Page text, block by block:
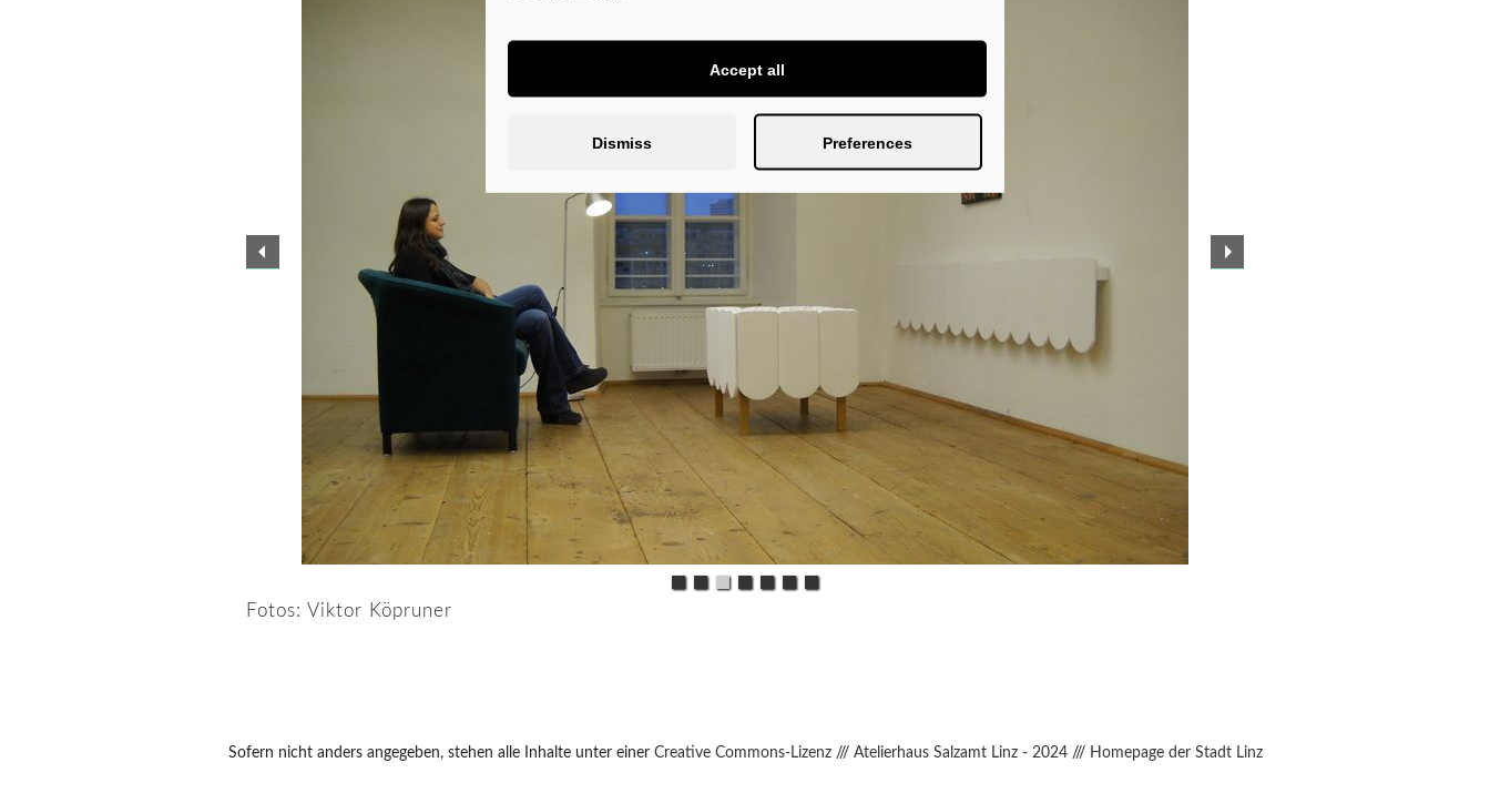
Fotos: Viktor Köpruner
Sofern nicht anders angegeben, stehen alle Inhalte unter einer Creative Commons-Lizenz/// Atelierhaus Salzamt Linz - 2024/// Homepage der Stadt Linz
Accept all
Dismiss Preferences